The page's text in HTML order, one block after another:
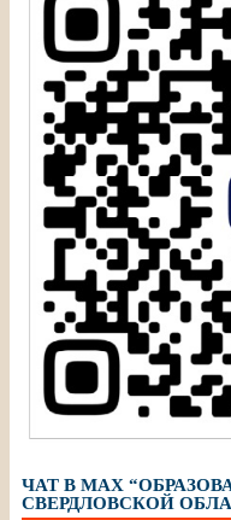
ЧАТ В МАХ
СВЕРДЛОВСКОЙ